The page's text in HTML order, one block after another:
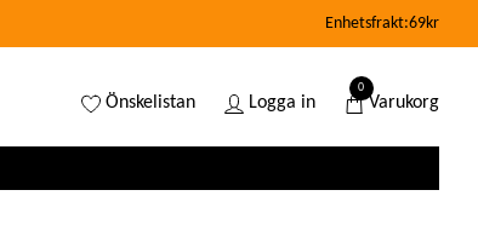
Enhetsfrakt:69kr
Önskelistan Logga in
0
Varukorg